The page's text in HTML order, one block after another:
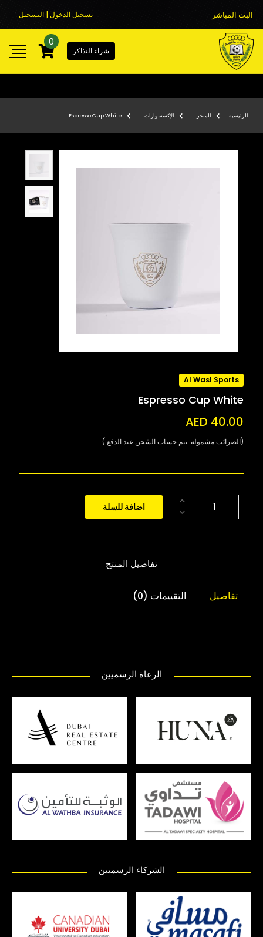
البث المباشر تسجيل الدخول | التسجيل
شراء التذاكر
0
الرئيسية المتجر الإكسسوارات Espresso Cup White
Al Wasl Sports
Espresso Cup White
AED 40.00
(الضرائب مشمولة. يتم حساب الشحن عند الدفع.)
اضافة للسلة
تفاصيل المنتج
تفاصيل التقييمات (0)
الرعاة الرسميين
الشركاء الرسميين